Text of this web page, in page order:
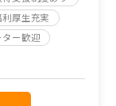
利厚生充実
ター歓迎